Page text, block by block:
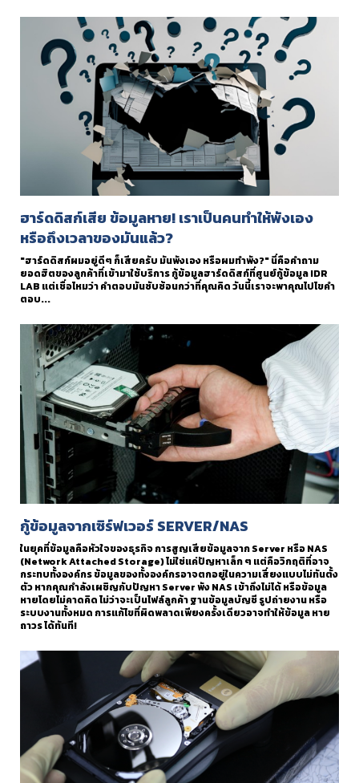
ฮาร์ดดิสก์เสีย ข้อมูลหาย! เราเป็นคนทำให้พังเอง
หรือถึงเวลาของมันแล้ว?
"ฮาร์ดดิสก์ผมอยู่ดีๆ ก็เสียครับ มันพังเอง หรือผมทำพัง?" นี่คือคำถาม
ยอดฮิตของลูกค้าที่เข้ามาใช้บริการ กู้ข้อมูลฮาร์ดดิสก์ที่ศูนย์กู้ข้อมูล IDR
LAB แต่เชื่อไหมว่า คำตอบมันซับซ้อนกว่าที่คุณคิด วันนี้เราจะพาคุณไปไขคำ
ตอบ...
กู้ข้อมูลจากเซิร์ฟเวอร์ SERVER/NAS
ในยุคที่ข้อมูลคือหัวใจของธุรกิจ การสูญเสียข้อมูลจาก Server หรือ NAS
(Network Attached Storage) ไม่ใช่แค่ปัญหาเล็ก ๆ แต่คือวิกฤติที่อาจ
กระทบทั้งองค์กร ข้อมูลของทั้งองค์กรอาจตกอยู่ในความเสี่ยงแบบไม่ทันตั้ง
ตัว หากคุณกำลังเผชิญกับปัญหา Server พัง NAS เข้าถึงไม่ได้ หรือข้อมูล
หายโดยไม่คาดคิด ไม่ว่าจะเป็นไฟล์ลูกค้า ฐานข้อมูลบัญชี รูปถ่ายงาน หรือ
ระบบงานทั้งหมด การแก้ไขที่ผิดพลาดเพียงครั้งเดียวอาจทำให้ข้อมูล หาย
ถาวร ได้ทันที!